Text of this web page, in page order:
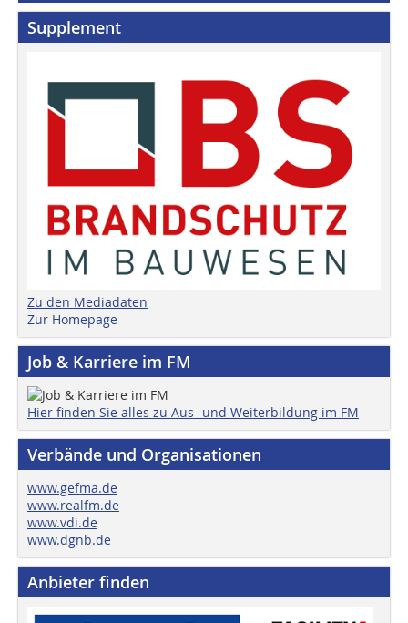
Supplement
Zu den Mediadaten
Zur Homepage
Job & Karriere im FM
Hier finden Sie alles zu Aus- und Weiterbildung im FM
Verbände und Organisationen
www.gefma.de
www.realfm.de
www.vdi.de
www.dgnb.de
Anbieter finden